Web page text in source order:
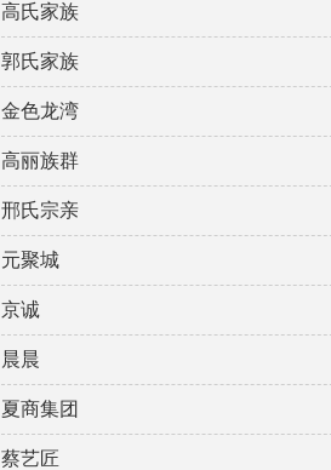
高氏家族
郭氏家族
金色龙湾
高丽族群
邢氏宗亲
元聚城
京诚
晨晨
夏商集团
蔡艺匠